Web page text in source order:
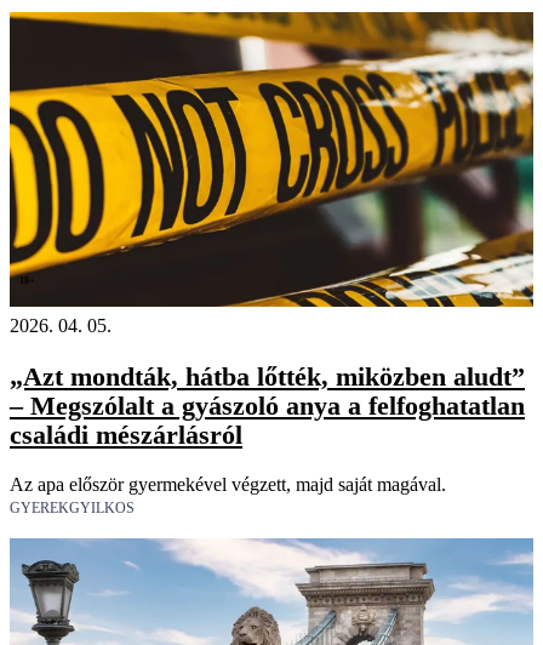
18+
2026. 04. 05.
„Azt mondták, hátba lőtték, miközben aludt”
– Megszólalt a gyászoló anya a felfoghatatlan
családi mészárlásról
Az apa először gyermekével végzett, majd saját magával.
GYEREKGYILKOS